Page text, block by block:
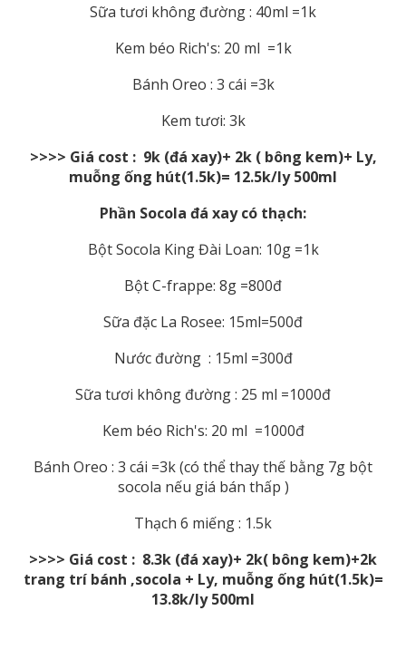
Sữa tươi không đường : 40ml =1k
Kem béo Rich's: 20 ml =1k
Bánh Oreo : 3 cái =3k
Kem tươi: 3k
>>>> Giá cost : 9k (đá xay)+ 2k ( bông kem)+ Ly,
muỗng ống hút(1.5k)= 12.5k/ly 500ml
Phần Socola đá xay có thạch:
Bột Socola King Đài Loan: 10g =1k
Bột C-frappe: 8g =800đ
Sữa đặc La Rosee: 15ml=500đ
Nước đường : 15ml =300đ
Sữa tươi không đường : 25 ml =1000đ
Kem béo Rich's: 20 ml =1000đ
Bánh Oreo : 3 cái =3k (có thể thay thế bằng 7g bột
socola nếu giá bán thấp )
Thạch 6 miếng : 1.5k
>>>> Giá cost : 8.3k (đá xay)+ 2k( bông kem)+2k
trang trí bánh ,socola + Ly, muỗng ống hút(1.5k)=
13.8k/ly 500ml